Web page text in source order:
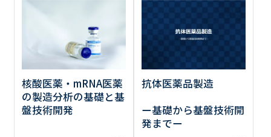
核酸医薬・mRNA医薬
の製造分析の基礎と基
盤技術開発
抗体医薬品製造
ー基礎から基盤技術開
発までー